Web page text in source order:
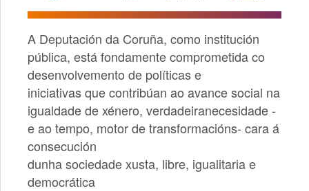
A Deputación da Coruña, como institución
pública, está fondamente comprometida co
desenvolvemento de políticas e
iniciativas que contribúan ao avance social na
igualdade de xénero, verdadeiranecesidade -
e ao tempo, motor de transformacións- cara á
consecución
dunha sociedade xusta, libre, igualitaria e
democrática